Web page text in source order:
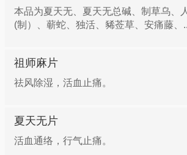
本品为夏天无、夏天无总碱、制草乌、
(制）、蕲蛇、独活、豨莶草、安痛藤、
祖师麻片
祛风除湿，活血止痛。
夏天无片
活血通络，行气止痛。